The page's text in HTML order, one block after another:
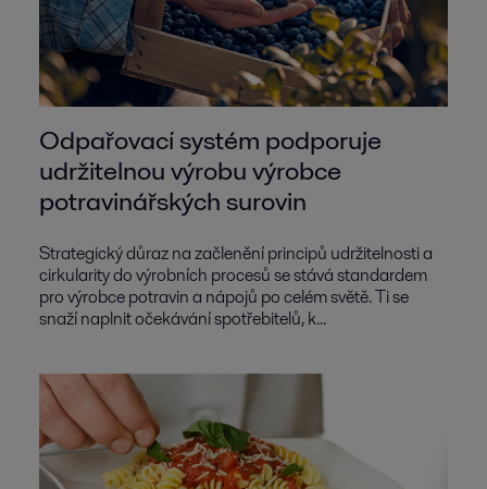
Odpařovací systém podporuje
udržitelnou výrobu výrobce
potravinářských surovin
Strategický důraz na začlenění principů udržitelnosti a
cirkularity do výrobních procesů se stává standardem
pro výrobce potravin a nápojů po celém světě. Ti se
snaží naplnit očekávání spotřebitelů, k...